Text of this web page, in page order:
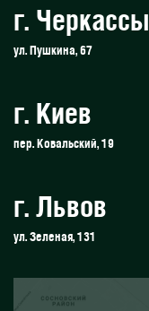
г. Черкассы
ул. Пушкина, 67
г. Киев
пер. Ковальский, 19
г. Львов
ул. Зеленая, 131